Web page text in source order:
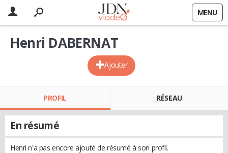
MENU
Ajouter
Henri DABERNAT
PROFIL RÉSEAU
En résumé
Henri n'a pas encore ajouté de résumé à son profil.